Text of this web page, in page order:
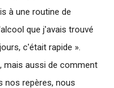
à une routine de
que j'avais trouvé
c'était rapide ».
mais aussi de comment
nos repères, nous